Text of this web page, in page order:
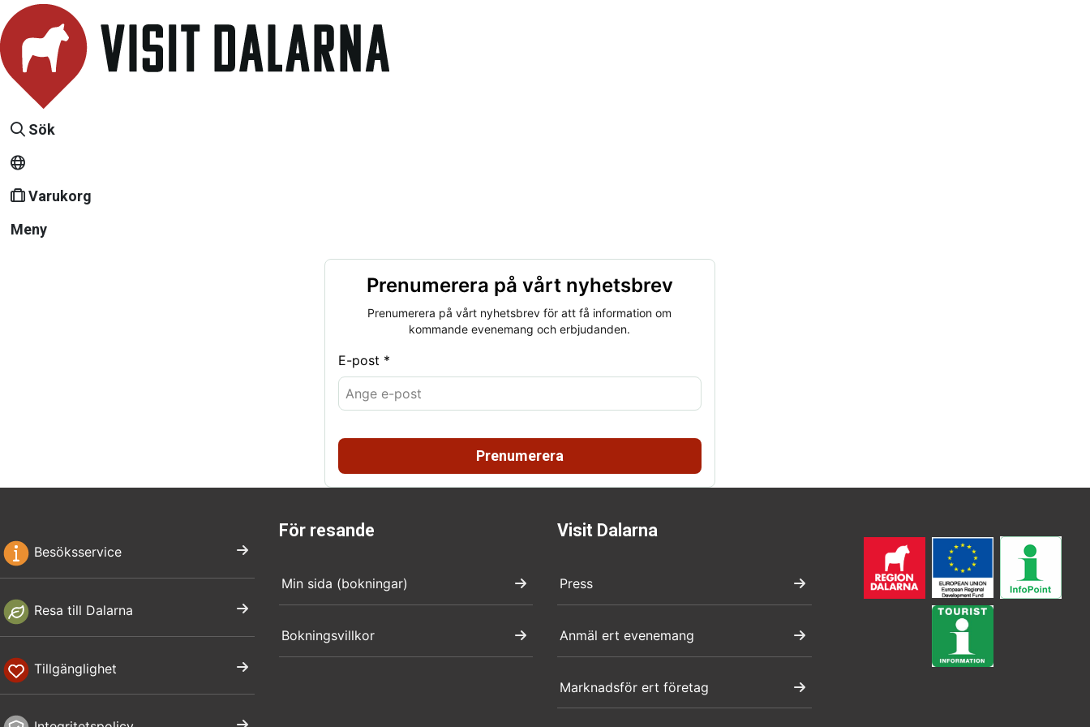
Sök
Varukorg
Meny
Prenumerera på vårt nyhetsbrev
Prenumerera på vårt nyhetsbrev för att få information om
kommande evenemang och erbjudanden.
E-post *
Prenumerera
Besöksservice
Resa till Dalarna
Tillgänglighet
För resande
Min sida (bokningar)
Bokningsvillkor
Visit Dalarna
Press
Anmäl ert evenemang
Marknadsför ert företag